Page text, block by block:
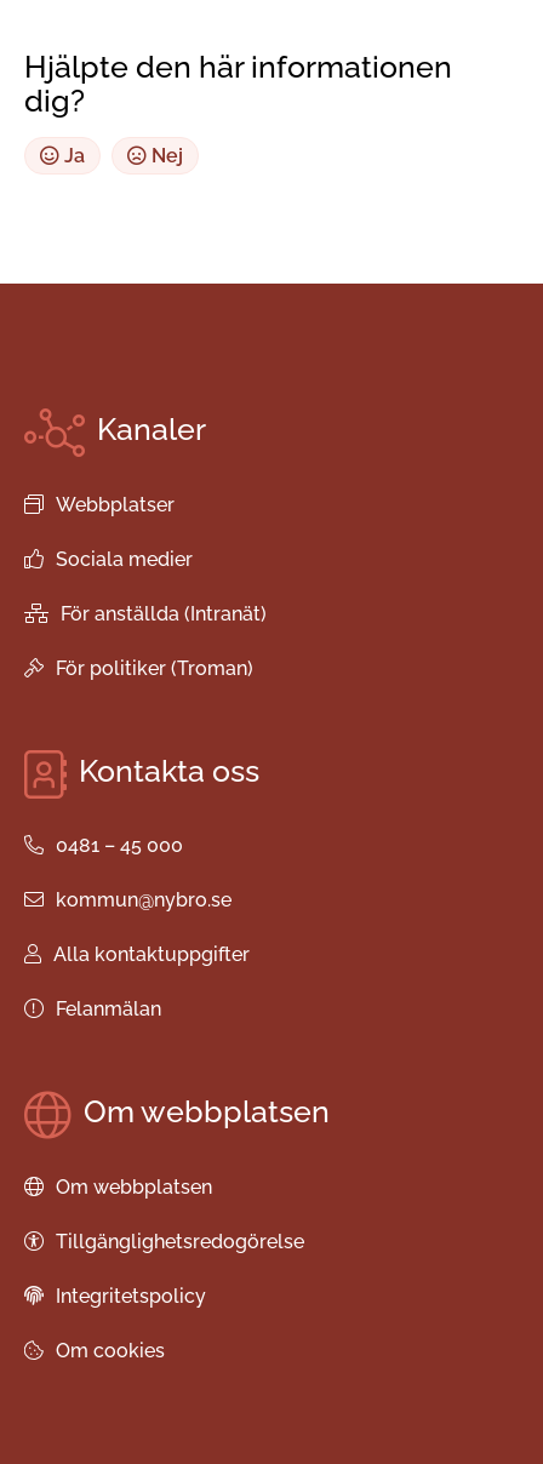
Hjälpte den här informationen
dig?
Ja Nej
Kanaler
Webbplatser
Sociala medier
För anställda (Intranät)
För politiker (Troman)
Kontakta oss
0481 – 45 000
kommun@nybro.se
Alla kontaktuppgifter
Felanmälan
Om webbplatsen
Om webbplatsen
Tillgänglighetsredogörelse
Integritetspolicy
Om cookies